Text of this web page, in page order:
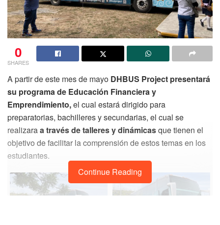
0
SHARES
A partir de este mes de mayo DHBUS Project presentará
su programa de Educación Financiera y
Emprendimiento,el cual estará dirigido para
preparatorias, bachilleres y secundarias, el cual se
realizaraa través de talleres y dinámicasque tienen el
objetivo de facilitar la comprensión de estos temas en los
estudiantes.
Continue Reading